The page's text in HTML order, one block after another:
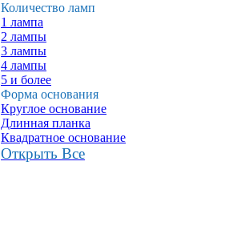
Количество ламп
1 лампа
2 лампы
3 лампы
4 лампы
5 и более
Форма основания
Круглое основание
Длинная планка
Квадратное основание
Открыть Все